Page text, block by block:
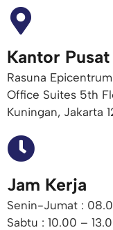
Kantor Pusat
Rasuna
Office Suites 5th
Kuningan, Jakarta
Jam Kerja
Senin-Jumat :
Sabtu : 10.00 –